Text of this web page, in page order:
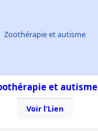
Zoothérapie et autisme
et autisme
Voir l'Lien